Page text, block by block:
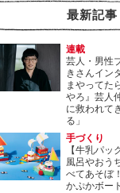
最新記事
連載
芸人・男性
きさんイン
まやってた
やろ』芸人
に救われて
る」
手づくり
【牛乳パッ
風呂やおう
べてあそぼ
かぷかボー